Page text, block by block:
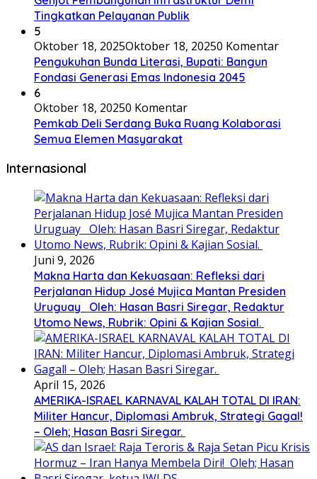
Tingkatkan Pelayanan Publik
5
Oktober 18, 2025Oktober 18, 20250 Komentar
Pengukuhan Bunda Literasi, Bupati: Bangun
Fondasi Generasi Emas Indonesia 2045
6
Oktober 18, 20250 Komentar
Pemkab Deli Serdang Buka Ruang Kolaborasi
Semua Elemen Masyarakat
Internasional
Juni 9, 2026
Makna Harta dan Kekuasaan: Refleksi dari
Perjalanan Hidup José Mujica Mantan Presiden
Uruguay Oleh: Hasan Basri Siregar, Redaktur
Utomo News, Rubrik: Opini & Kajian Sosial.
April 15, 2026
AMERIKA-ISRAEL KARNAVAL KALAH TOTAL DI IRAN:
Militer Hancur, Diplomasi Ambruk, Strategi Gagal!
– Oleh; Hasan Basri Siregar.